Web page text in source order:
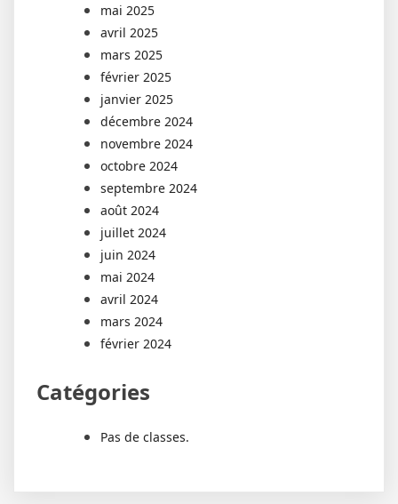
mai 2025
avril 2025
mars 2025
février 2025
janvier 2025
décembre 2024
novembre 2024
octobre 2024
septembre 2024
août 2024
juillet 2024
juin 2024
mai 2024
avril 2024
mars 2024
février 2024
Catégories
Pas de classes.